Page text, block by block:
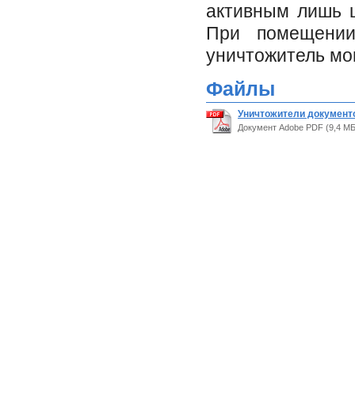
активным лишь
При
уничтожитель
Файлы
Уничтожители
Документ Adobe PDF (9,4